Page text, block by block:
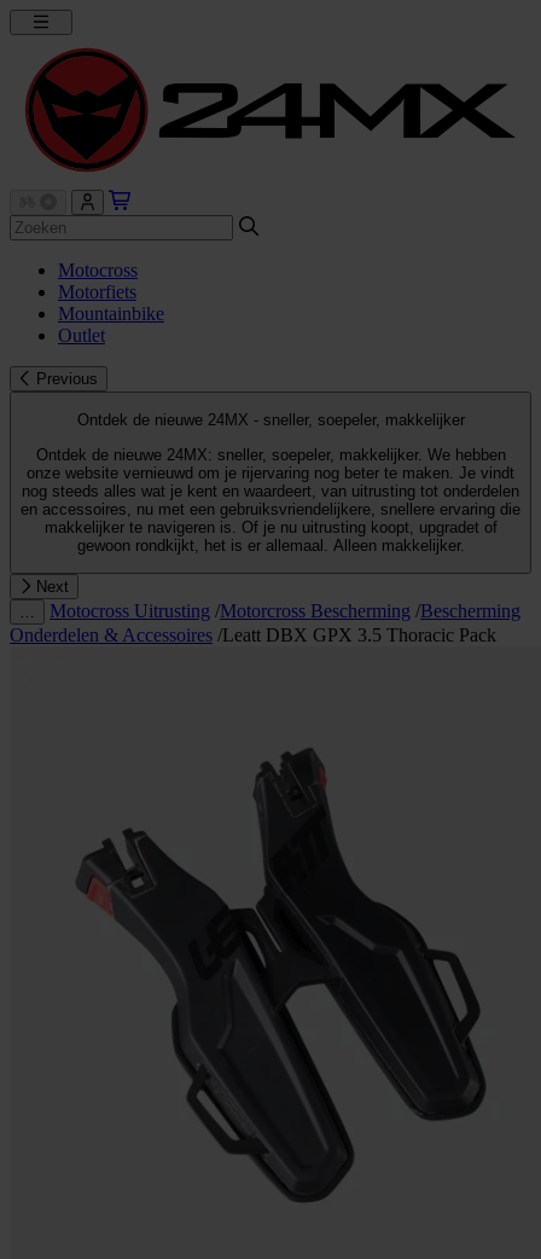
Motocross
Motorfiets
Mountainbike
Outlet
Previous
Ontdek de nieuwe 24MX - sneller, soepeler, makkelijker
Ontdek de nieuwe 24MX: sneller, soepeler, makkelijker. We hebben
onze website vernieuwd om je rijervaring nog beter te maken. Je vindt
nog steeds alles wat je kent en waardeert, van uitrusting tot onderdelen
en accessoires, nu met een gebruiksvriendelijkere, snellere ervaring die
makkelijker te navigeren is. Of je nu uitrusting koopt, upgradet of
gewoon rondkijkt, het is er allemaal. Alleen makkelijker.
Next
Motocross Uitrusting /Motorcross Bescherming /Bescherming
Onderdelen & Accessoires /Leatt DBX GPX 3.5 Thoracic Pack